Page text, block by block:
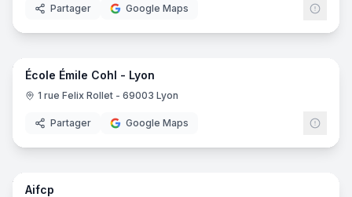
Partager Google Maps
15
École Émile Cohl - Lyon
1 rue Felix Rollet - 69003 Lyon
Partager Google Maps
22
Aifcp